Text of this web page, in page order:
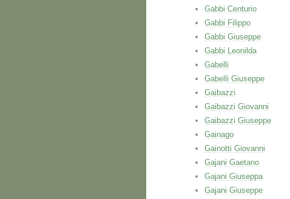
Gabbi Centurio
Gabbi Filippo
Gabbi Giuseppe
Gabbi Leonilda
Gabelli
Gabelli Giuseppe
Gaibazzi
Gaibazzi Giovanni
Gaibazzi Giuseppe
Gainago
Gainotti Giovanni
Gajani Gaetano
Gajani Giuseppa
Gajani Giuseppe